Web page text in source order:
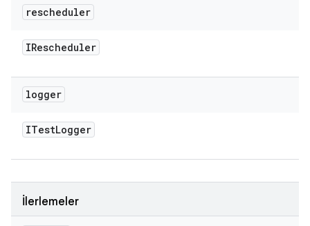
rescheduler
IRescheduler
logger
ITestLogger
İlerlemeler